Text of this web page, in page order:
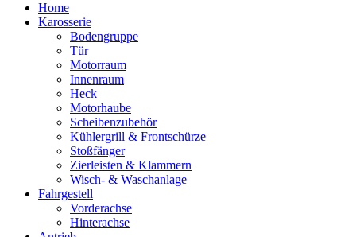
Home
Karosserie
Bodengruppe
Tür
Motorraum
Innenraum
Heck
Motorhaube
Scheibenzubehör
Kühlergrill & Frontschürze
Stoßfänger
Zierleisten & Klammern
Wisch- & Waschanlage
Fahrgestell
Vorderachse
Hinterachse